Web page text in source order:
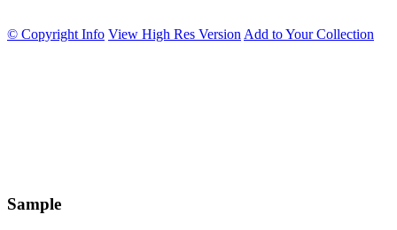
© Copyright Info View High Res Version Add to Your Collection
Sample